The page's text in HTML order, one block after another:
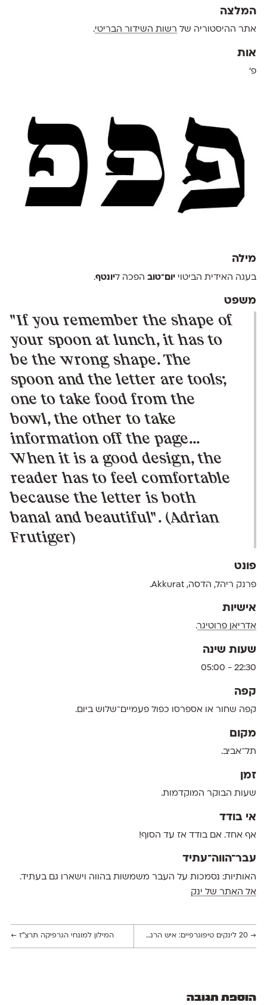
המלצה
אתר ההיסטוריה של רשות השידור הבריטי.
אות
פ'
מילה
בעגה האידית הביטוי יום־טובהפכה ליונטף.
משפט
"If you remember the shape of
your spoon at lunch, it has to
be the wrong shape. The
spoon and the letter are tools;
one to take food from the
bowl, the other to take
information off the page...
When it is a good design, the
reader has to feel comfortable
because the letter is both
banal and beautiful". (Adrian
Frutiger)
פונט
פרנק ריהל, הדסה, Akkurat.
אישיות
אדריאן פרוטיגר.
שעות שינה
22:30 - 05:00
קפה
קפה שחור או אספרסו כפול פעמיים־שלוש ביום.
מקום
תל־אביב.
זמן
שעות הבוקר המוקדמות.
אי בודד
אף אחד. אםבודד אז עד הסוף!
עבר־הווה־עתיד
האותיות: נסמכות על העבר משמשות בהווה וישארו גם בעתיד.
אל האתר של ינק
→20 לינקים טיפוגרפיים: איש הרנסנס, מונחי טיפוגרפיה והגדת אינסטנט לפסח המילון למונחי הגרפיקה תרצ"ז←
הוספת תגובה